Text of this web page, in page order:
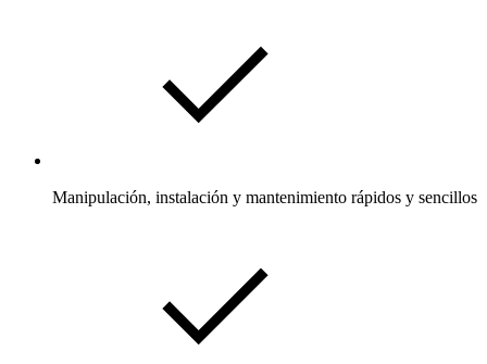
Manipulación, instalación y mantenimiento rápidos y sencillos